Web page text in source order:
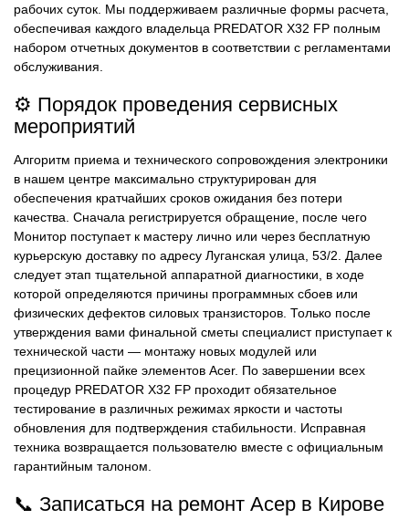
рабочих суток. Мы поддерживаем различные формы расчета,
обеспечивая каждого владельца PREDATOR X32 FP полным
набором отчетных документов в соответствии с регламентами
обслуживания.
⚙️ Порядок проведения сервисных
мероприятий
Алгоритм приема и технического сопровождения электроники
в нашем центре максимально структурирован для
обеспечения кратчайших сроков ожидания без потери
качества. Сначала регистрируется обращение, после чего
Монитор поступает к мастеру лично или через бесплатную
курьерскую доставку по адресу Луганская улица, 53/2. Далее
следует этап тщательной аппаратной диагностики, в ходе
которой определяются причины программных сбоев или
физических дефектов силовых транзисторов. Только после
утверждения вами финальной сметы специалист приступает к
технической части — монтажу новых модулей или
прецизионной пайке элементов Acer. По завершении всех
процедур PREDATOR X32 FP проходит обязательное
тестирование в различных режимах яркости и частоты
обновления для подтверждения стабильности. Исправная
техника возвращается пользователю вместе с официальным
гарантийным талоном.
📞 Записаться на ремонт Асер в Кирове